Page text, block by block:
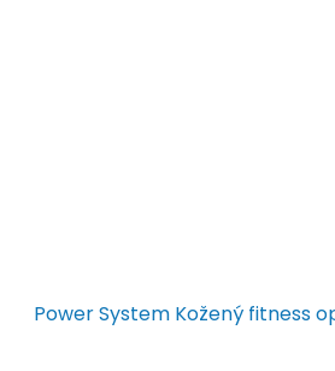
Power System Kožený fitness